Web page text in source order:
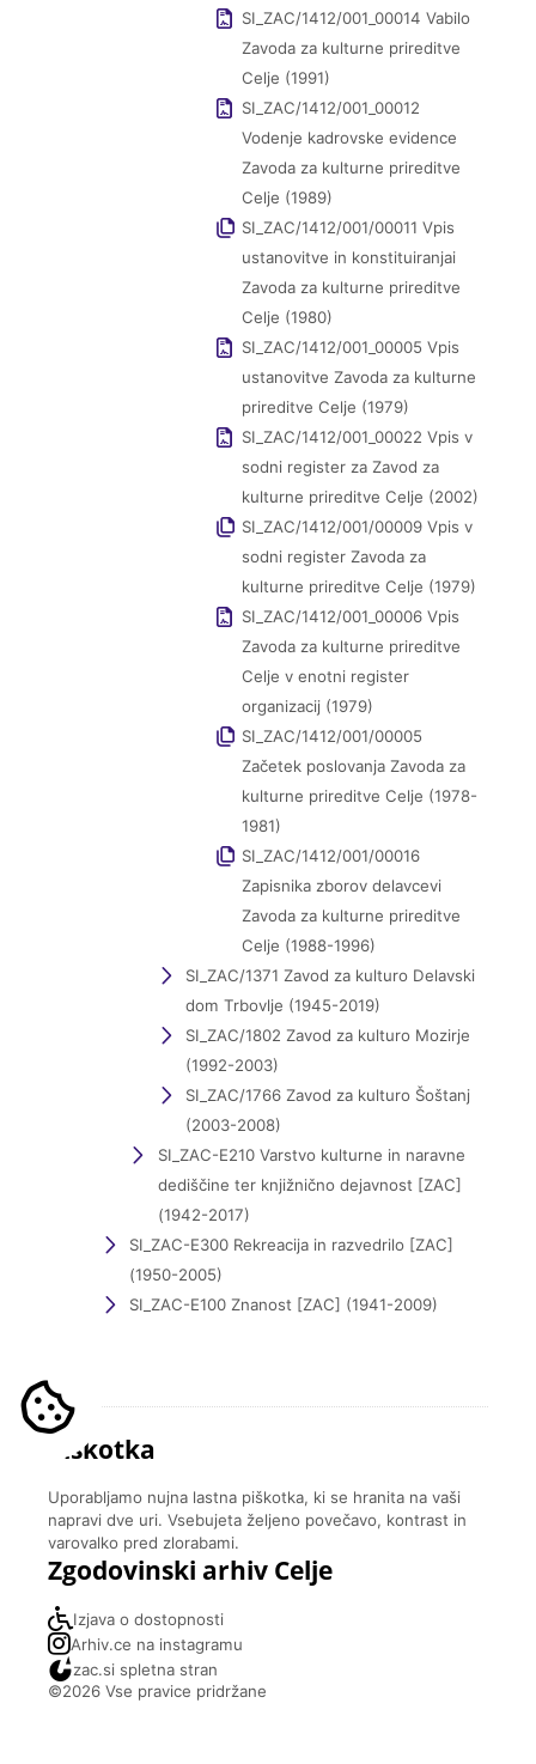
SI_ZAC/1412/001_00014 Vabilo
Zavoda za kulturne prireditve
Celje (1991)
SI_ZAC/1412/001_00012
Vodenje kadrovske evidence
Zavoda za kulturne prireditve
Celje (1989)
SI_ZAC/1412/001/00011 Vpis
ustanovitve in konstituiranjai
Zavoda za kulturne prireditve
Celje (1980)
SI_ZAC/1412/001_00005 Vpis
ustanovitve Zavoda za kulturne
prireditve Celje (1979)
SI_ZAC/1412/001_00022 Vpis v
sodni register za Zavod za
kulturne prireditve Celje (2002)
SI_ZAC/1412/001/00009 Vpis v
sodni register Zavoda za
kulturne prireditve Celje (1979)
SI_ZAC/1412/001_00006 Vpis
Zavoda za kulturne prireditve
Celje v enotni register
organizacij (1979)
SI_ZAC/1412/001/00005
Začetek poslovanja Zavoda za
kulturne prireditve Celje (1978-
1981)
SI_ZAC/1412/001/00016
Zapisnika zborov delavcevi
Zavoda za kulturne prireditve
Celje (1988-1996)
SI_ZAC/1371 Zavod za kulturo Delavski
dom Trbovlje (1945-2019)
SI_ZAC/1802 Zavod za kulturo Mozirje
(1992-2003)
SI_ZAC/1766 Zavod za kulturo Šoštanj
(2003-2008)
SI_ZAC-E210 Varstvo kulturne in naravne
dediščine ter knjižnično dejavnost [ZAC]
(1942-2017)
SI_ZAC-E300 Rekreacija in razvedrilo [ZAC]
(1950-2005)
SI_ZAC-E100 Znanost [ZAC] (1941-2009)
Piškotka
Uporabljamo nujna lastna piškotka, ki se hranita na vaši
napravi dve uri. Vsebujeta željeno povečavo, kontrast in
varovalko pred zlorabami.
Zgodovinski arhiv Celje
Izjava o dostopnosti
Arhiv.ce na instagramu
zac.si spletna stran
©2026 Vse pravice pridržane